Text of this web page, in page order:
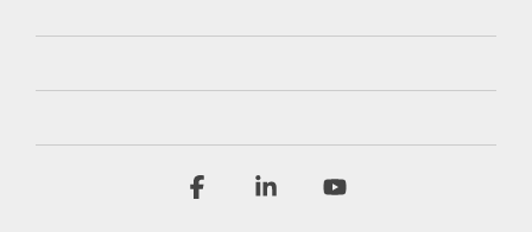
Facebook Linkedin